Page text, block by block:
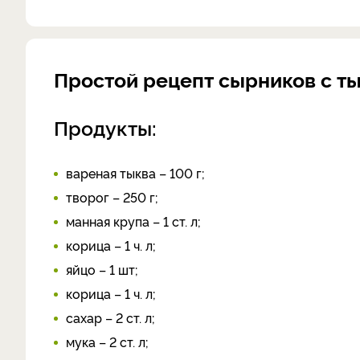
Простой рецепт сырников с
Продукты:
вареная тыква – 100 г;
творог – 250 г;
манная крупа – 1 ст. л;
корица – 1 ч. л;
яйцо – 1 шт;
корица – 1 ч. л;
сахар – 2 ст. л;
мука – 2 ст. л;